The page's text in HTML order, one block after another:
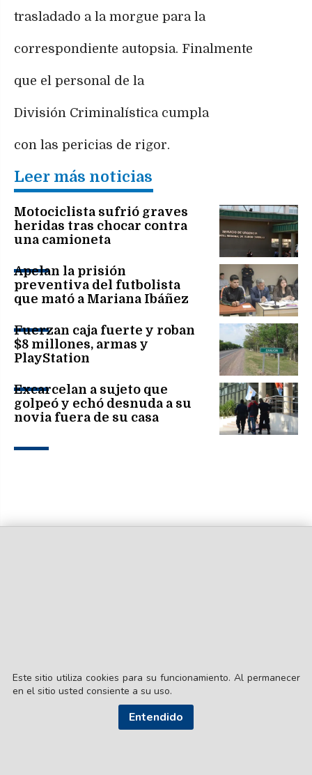
trasladado a la morgue para la
correspondiente autopsia. Finalmente
que el personal de la
División Criminalística cumpla
con las pericias de rigor.
Leer más noticias
Motociclista sufrió graves
heridas tras chocar contra
una camioneta
Apelan la prisión
preventiva del futbolista
que mató a Mariana Ibáñez
Fuerzan caja fuerte y roban
$8 millones, armas y
PlayStation
Excarcelan a sujeto que
golpeó y echó desnuda a su
novia fuera de su casa
Este sitio utiliza cookies para su funcionamiento. Al permanecer
en el sitio usted consiente a su uso.
Entendido